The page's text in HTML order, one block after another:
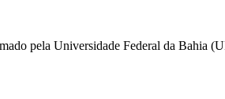
pela Universidade Federal da Bahia